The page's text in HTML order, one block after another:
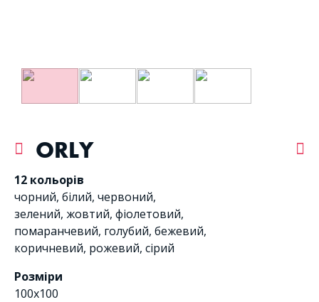
ORLY
12 кольорів
чорний, білий, червоний,
зелений, жовтий, фіолетовий,
помаранчевий, голубий, бежевий,
коричневий, рожевий, сірий
Розміри
100х100